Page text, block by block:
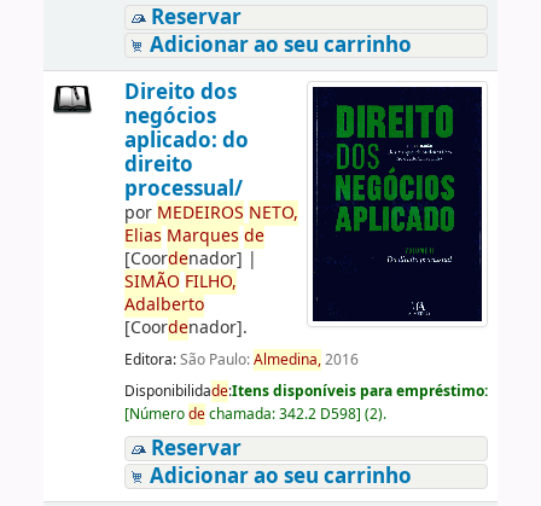
Reservar
Adicionar ao seu carrinho
Direito dos
negócios
aplicado: do
direito
processual/
por MEDEIROS NETO,
Elias Marques de
[Coordenador] |
SIMÃO FILHO,
Adalberto
[Coordenador].
Editora:São Paulo:Almedina,2016
Disponibilidade:Itens disponíveis para empréstimo:
[Númerodechamada:342.2 D598] (2).
Reservar
Adicionar ao seu carrinho